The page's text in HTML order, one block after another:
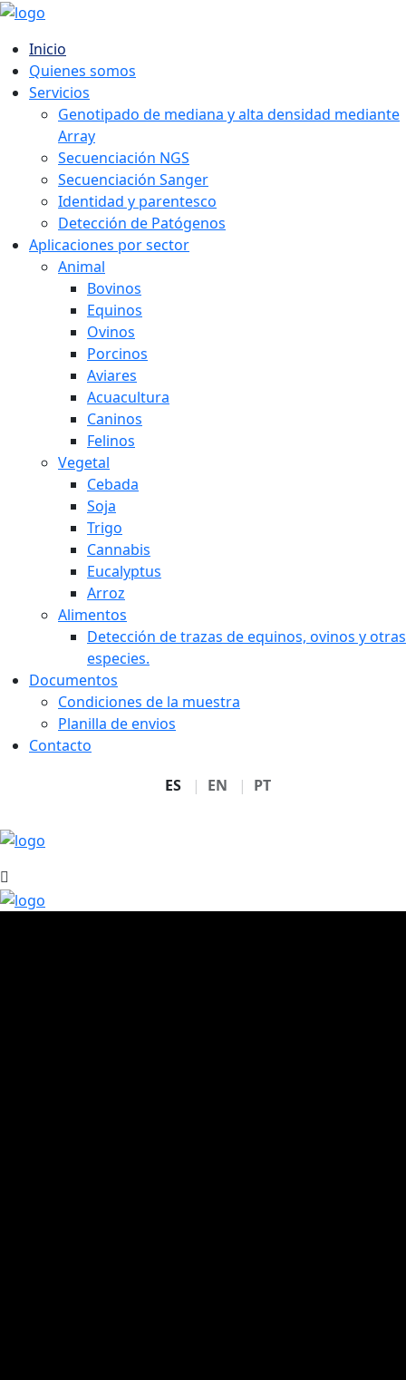
Inicio
Quienes somos
Servicios
Genotipado de mediana y alta densidad mediante
Array
Secuenciación NGS
Secuenciación Sanger
Identidad y parentesco
Detección de Patógenos
Aplicaciones por sector
Animal
Bovinos
Equinos
Ovinos
Porcinos
Aviares
Acuacultura
Caninos
Felinos
Vegetal
Cebada
Soja
Trigo
Cannabis
Eucalyptus
Arroz
Alimentos
Detección de trazas de equinos, ovinos y otras
especies.
Documentos
Condiciones de la muestra
Planilla de envios
Contacto
ES
EN PT